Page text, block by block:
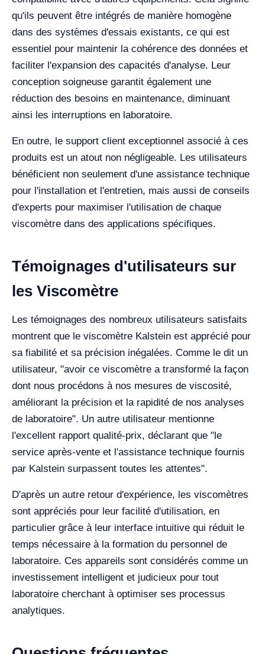
qu'ils peuvent être intégrés de manière homogène
dans des systèmes d'essais existants, ce qui est
essentiel pour maintenir la cohérence des données et
faciliter l'expansion des capacités d'analyse. Leur
conception soigneuse garantit également une
réduction des besoins en maintenance, diminuant
ainsi les interruptions en laboratoire.
En outre, le support client exceptionnel associé à ces
produits est un atout non négligeable. Les utilisateurs
bénéficient non seulement d'une assistance technique
pour l'installation et l'entretien, mais aussi de conseils
d'experts pour maximiser l'utilisation de chaque
viscomètre dans des applications spécifiques.
Témoignages d'utilisateurs sur
les Viscomètre
Les témoignages des nombreux utilisateurs satisfaits
montrent que le viscomètre Kalstein est apprécié pour
sa fiabilité et sa précision inégalées. Comme le dit un
utilisateur, "avoir ce viscomètre a transformé la façon
dont nous procédons à nos mesures de viscosité,
améliorant la précision et la rapidité de nos analyses
de laboratoire". Un autre utilisateur mentionne
l'excellent rapport qualité-prix, déclarant que "le
service après-vente et l'assistance technique fournis
par Kalstein surpassent toutes les attentes".
D'après un autre retour d'expérience, les viscomètres
sont appréciés pour leur facilité d'utilisation, en
particulier grâce à leur interface intuitive qui réduit le
temps nécessaire à la formation du personnel de
laboratoire. Ces appareils sont considérés comme un
investissement intelligent et judicieux pour tout
laboratoire cherchant à optimiser ses processus
analytiques.